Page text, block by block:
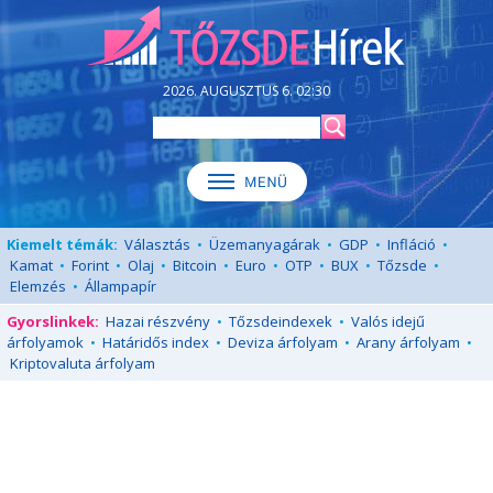
2026. AUGUSZTUS 6. 02:30
Kiemelt témák: Választás • Üzemanyagárak • GDP • Infláció •
Kamat • Forint • Olaj • Bitcoin • Euro • OTP • BUX • Tőzsde •
Elemzés • Állampapír
Gyorslinkek: Hazai részvény • Tőzsdeindexek • Valós idejű
árfolyamok • Határidős index • Deviza árfolyam • Arany árfolyam •
Kriptovaluta árfolyam